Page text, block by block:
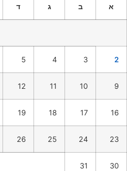
א ב ג ד
2
3
4
5
9
10
11
12
16
17
18
19
23
24
25
26
30
31